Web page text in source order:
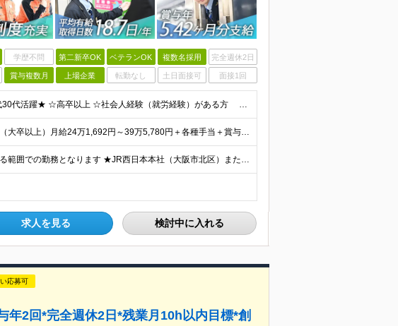
学歴不問 第二新卒OK ベテランOK 複数名採用 完全週休2日
賞与複数月 上場企業 転勤なし 土日面接可 面接1回
★未経験OK・第二新卒歓迎・20代30代活躍★ ☆高卒以上 ☆社会人経験（就労経験）がある方 業界・ポジション・年数は不問です！ 「誰もが知る大手企業で働きたい」 「1人より、チームで仕事がした
★賞与5.42ヶ月分支給予定あり！ （大卒以上）月給24万1,692円～39万5,780円＋各種手当＋賞与2回 （高卒以上）月給22万2,662円～39万5,780円＋各種手当＋賞与2回 ※上記は
★U/Iターン歓迎！ご自宅から通える範囲での勤務となります ★JR西日本本社（大阪市北区）または、当社事業エリア内（北陸から北九州まで）の各支社で勤務 ※関西に本社あり※ 〈近畿エリア〉 三重県（
求人を見る 検討中に入れる
応募可
年2回*完全週休2日*残業月10h以内目標*創